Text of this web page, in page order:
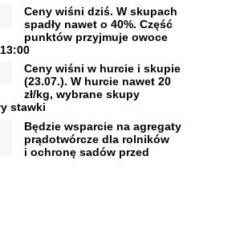
Ceny wiśni dziś. W skupach
spadły nawet o 40%. Część
punktów przyjmuje owoce
Ceny wiśni w hurcie i skupie
(23.07.). W hurcie nawet 20
zł/kg, wybrane skupy
stawki
Będzie wsparcie na agregaty
prądotwórcze dla rolników
i ochronę sadów przed